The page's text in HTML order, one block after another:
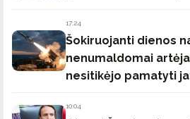
17:24
Šokiruojanti dienos
nenumaldomai
nesitikėjo pamatyti
10:04